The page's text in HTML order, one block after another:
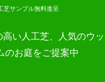
サンプル無料進呈
い人工芝、人気のウッ
のお庭をご提案中